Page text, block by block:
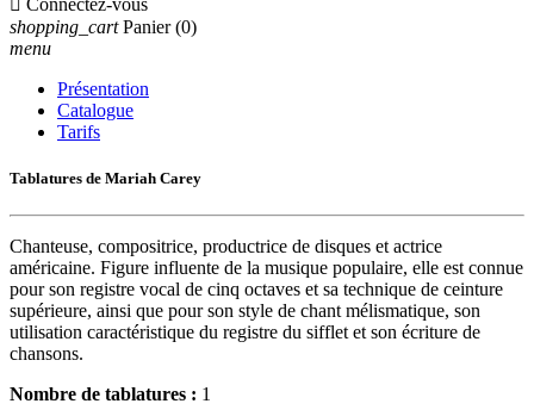
 Connectez-vous
shopping_cart Panier (0)
menu
Présentation
Catalogue
Tarifs
Tablatures de Mariah Carey
Chanteuse, compositrice, productrice de disques et actrice
américaine. Figure influente de la musique populaire, elle est connue
pour son registre vocal de cinq octaves et sa technique de ceinture
supérieure, ainsi que pour son style de chant mélismatique, son
utilisation caractéristique du registre du sifflet et son écriture de
chansons.
Nombre de tablatures : 1